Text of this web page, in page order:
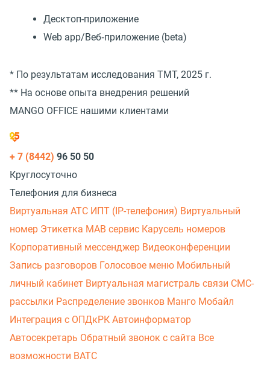
Десктоп-приложение
Web app/Веб‑приложение (beta)
* По результатам исследования TMT, 2025 г.
** На основе опыта внедрения решений
MANGO OFFICE нашими клиентами
+ 7 (8442) 96 50 50
Круглосуточно
Телефония для бизнеса
Виртуальная АТС ИПТ (IP-телефония) Виртуальный
номер Этикетка МАВ сервис Карусель номеров
Корпоративный мессенджер Видеоконференции
Запись разговоров Голосовое меню Мобильный
личный кабинет Виртуальная магистраль связи СМС-
рассылки Распределение звонков Манго Мобайл
Интеграция с ОПДкРК Автоинформатор
Автосекретарь Обратный звонок с сайта Все
возможности ВАТС